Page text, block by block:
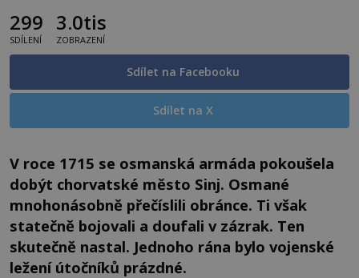
299
SDÍLENÍ
3.0tis
ZOBRAZENÍ
Sdílet na Facebooku
Sdílet na X
V roce 1715 se osmanská armáda pokoušela
dobýt chorvatské město Sinj. Osmané
mnohonásobně přečíslili obránce. Ti však
statečně bojovali a doufali v zázrak. Ten
skutečně nastal. Jednoho rána bylo vojenské
ležení útočníků prázdné.